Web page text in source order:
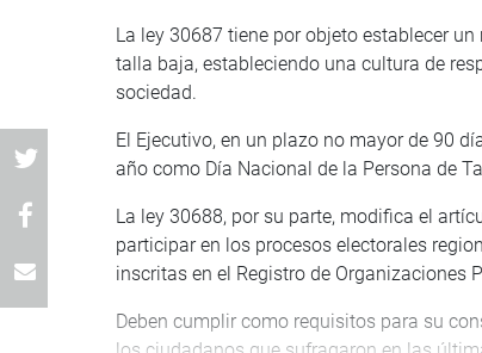
La ley 30687 tiene por objeto establecer
talla baja, estableciendo una cultura de
sociedad.
El Ejecutivo, en un plazo no mayor de 90
año como Día Nacional de la Persona de
La ley 30688, por su parte, modifica el
participar en los procesos electorales
inscritas en el Registro de Organizaciones
Deben cumplir como requisitos para su